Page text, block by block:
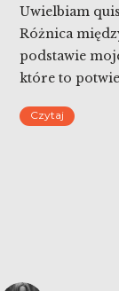
Uwielbiam
Różnica
podstawie
które to
lato.
Czytaj